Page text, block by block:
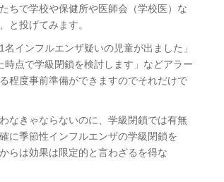
ちで学校や保健所や医師会（学校医）な
と投げてみます。
インフルエンザ疑いの児童が出ました」
時点で学級閉鎖を検討します」などアラー
程度事前準備ができますのでそれだけで
なきゃならないのに、学級閉鎖では有無
に季節性インフルエンザの学級閉鎖を
らは効果は限定的と言わざるを得な